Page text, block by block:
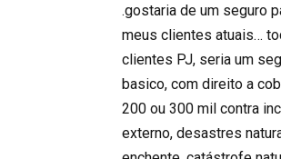
.gostaria de um seguro
meus clientes atuais…
clientes PJ, seria um
basico, com direito a
200 ou 300 mil contra
externo, desastres